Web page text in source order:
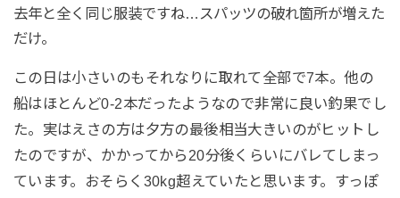
去年と全く同じ服装ですね…スパッツの破れ箇所が増えた
だけ。
この日は小さいのもそれなりに取れて全部で7本。他の
船はほとんど0-2本だったようなので非常に良い釣果でし
た。実はえさの方は夕方の最後相当大きいのがヒットし
たのですが、かかってから20分後くらいにバレてしまっ
ています。おそらく30kg超えていたと思います。すっぽ